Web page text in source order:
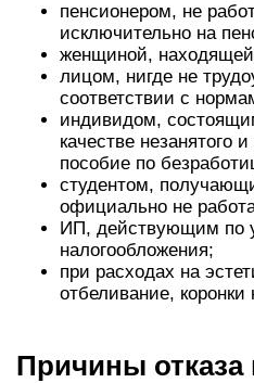
пенсионером, не
исключительно на
женщиной,
лицом, нигде не
соответствии с
индивидом,
качестве
пособие по
студентом,
официально не
ИП, действующим по
налогообложения;
при расходах на
отбеливание,
Причины отказа